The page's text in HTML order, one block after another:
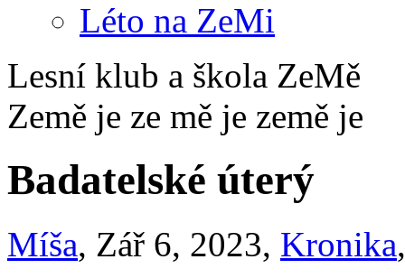
Léto na ZeMi
Lesní klub a škola ZeMě
Země je ze mě je země je
Badatelské úterý
Míša, Zář 6, 2023, Kronika